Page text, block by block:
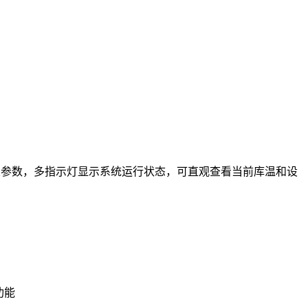
数，多指示灯显示系统运行状态，可直观查看当前库温和设
能